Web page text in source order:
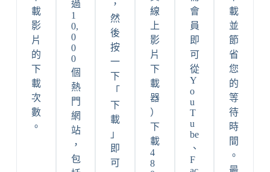
載
影
片
的
下
載
次
數
。
過
1
0,
0
0
0
個
熱
門
網
站
，
包
，
然
後
按
一
下
「
下
載
」
即
可
線
上
影
片
下
載
器
）
下
載
4
8
會
員
即
可
從
Y
o
u
T
u
be
、
F
載
並
節
省
您
的
等
待
時
間
。
最